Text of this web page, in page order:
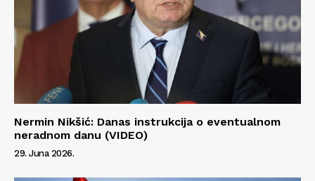
Info
O nama
Kontakt
Nermin Nikšić: Danas instrukcija o eventualnom
neradnom danu (VIDEO)
29. Juna 2026.